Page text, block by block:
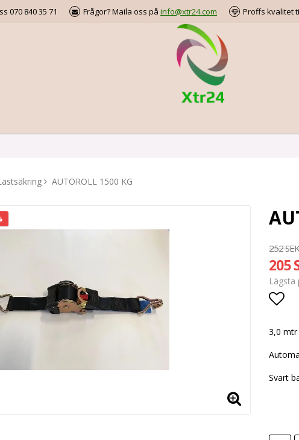
070 840 35 71 Frågor? Maila oss på info@xtr24.com Proffs kvalitet
AUTOROLL 1500 KG
252
205
Lägsta
3,0
Svart